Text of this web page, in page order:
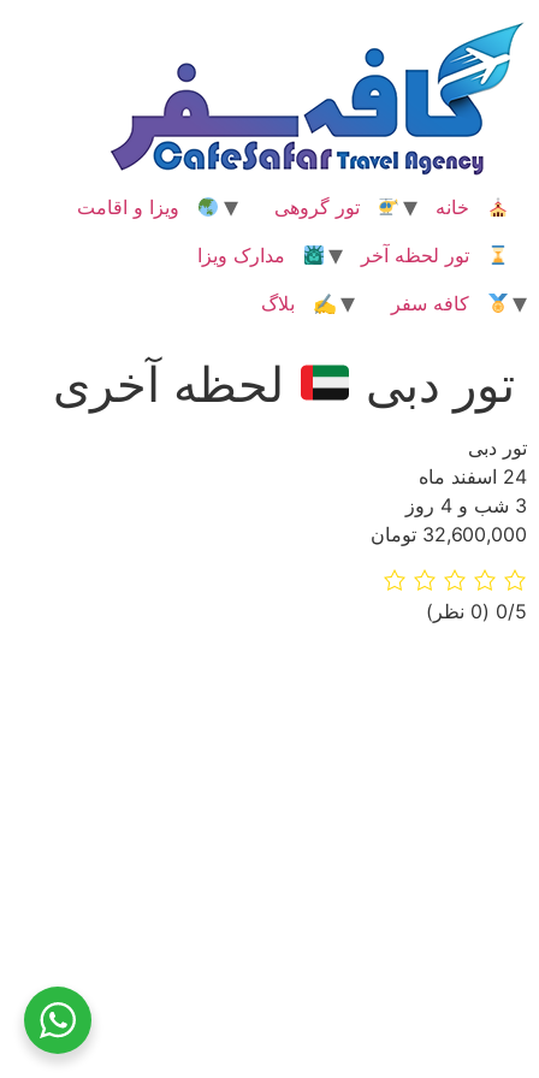
محتوا
خانه تور گروهی
ویزا و اقامت
تور لحظه آخر
مدارک ویزا
کافه سفر
✍ بلاگ
تور دبی لحظه آخری
تور دبی
24 اسفند ماه
3 شب و 4 روز
32,600,000 تومان
‫0/5 ‫(0 نظر)